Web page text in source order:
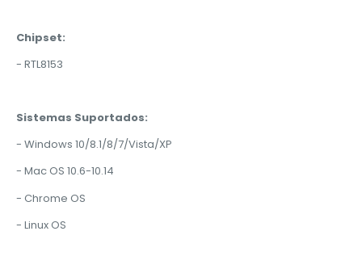
Chipset:
- RTL8153
Sistemas Suportados:
- Windows 10/8.1/8/7/Vista/XP
- Mac OS 10.6-10.14
- Chrome OS
- Linux OS